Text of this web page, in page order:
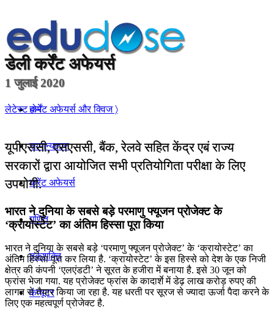
होम
सामान्यज्ञान
करेंट अफेयर्स
गणित
तर्कशक्ति
कंप्यूटर
डेली कर्रेंट अफेयर्स
1 जुलाई 2020
लेटेस्ट कर्रेंट अफेयर्स और क्विज 〉
यूपीएससी, एसएससी, बैंक, रेलवे सहित केंद्र एबं राज्य
सरकारों द्वारा आयोजित सभी प्रतियोगिता परीक्षा के लिए
उपयोगी.
भारत ने दुनिया के सबसे बड़े परमाणु फ्यूजन प्रोजेक्ट के
‘क्रायोस्टेट’ का अंतिम हिस्सा पूरा किया
भारत ने दुनिया के सबसे बड़े ‘परमाणु फ्यूजन प्रोजेक्ट’ के ‘क्रायोस्टेट’ का
अंतिम हिस्सा पूरा कर लिया है. ‘क्रायोस्टेट’ के इस हिस्से को देश के एक निजी
क्षेत्र की कंपनी ‘एलएंडटी’ ने सूरत के हजीरा में बनाया है. इसे 30 जून को
फ्रांस भेजा गया. यह प्रोजेक्ट फ्रांस के कादार्शे में डेढ़ लाख करोड़ रुपए की
लागत से तैयार किया जा रहा है. यह धरती पर सूरज से ज्यादा ऊर्जा पैदा करने के
लिए एक महत्वपूर्ण प्रोजेक्ट है.